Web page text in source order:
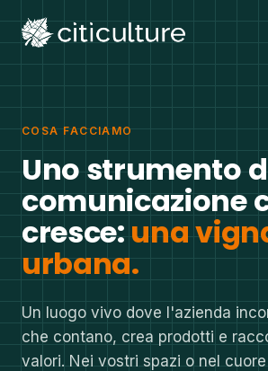
COSA FACCIAMO
Uno strumento
comunicazione
cresce: una
urbana.
Un luogo vivo dove l'azienda
che contano, crea prodotti e
valori. Nei vostri spazi o nel